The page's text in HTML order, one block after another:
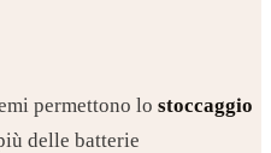
permettono lo stoccaggio
delle batterie